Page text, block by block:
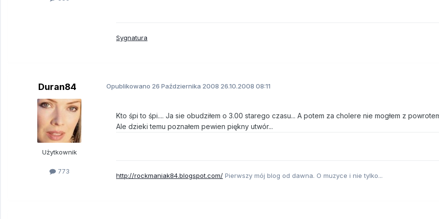
Sygnatura
Duran84
Użytkownik
773
Opublikowano 26 Października 2008 26.10.2008 08:11
Kto śpi to śpi.... Ja sie obudziłem o 3.00 starego czasu... A potem za cholere nie mogłem z
Ale dzieki temu poznałem pewien piękny utwór...
http://rockmaniak84.blogspot.com/ Pierwszy mój blog od dawna. O muzyce i nie tylko...